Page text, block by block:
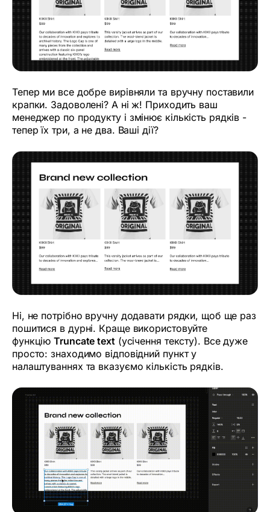
Тепер ми все добре вирівняли та вручну поставили
крапки. Задоволені? А ні ж! Приходить ваш
менеджер по продукту і змінює кількість рядків -
тепер їх три, а не два. Ваші дії?
Ні, не потрібно вручну додавати рядки, щоб ще раз
пошитися в дурні. Краще використовуйте
функціюTruncate text(усічення тексту). Все дуже
просто: знаходимо відповідний пункт у
налаштуваннях та вказуємо кількість рядків.